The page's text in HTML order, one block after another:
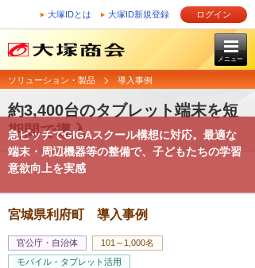
大塚IDとは 大塚ID新規登録 ログイン
メニュー
ソリューション・製品 導入事例
約3,400台のタブレット端末を短
期間で導入
急ピッチでGIGAスクール構想に対応。最適な
端末・周辺機器等の整備で、子どもたちの学習
意欲向上を実感
宮城県利府町 導入事例
官公庁・自治体
101～1,000名
モバイル・タブレット活用